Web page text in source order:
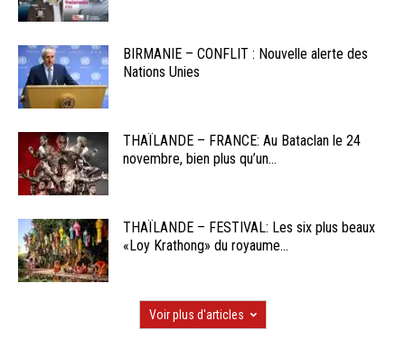
BIRMANIE – CONFLIT : Nouvelle alerte des
Nations Unies
THAÏLANDE – FRANCE: Au Bataclan le 24
novembre, bien plus qu’un...
THAÏLANDE – FESTIVAL: Les six plus beaux
«Loy Krathong» du royaume...
Voir plus d'articles